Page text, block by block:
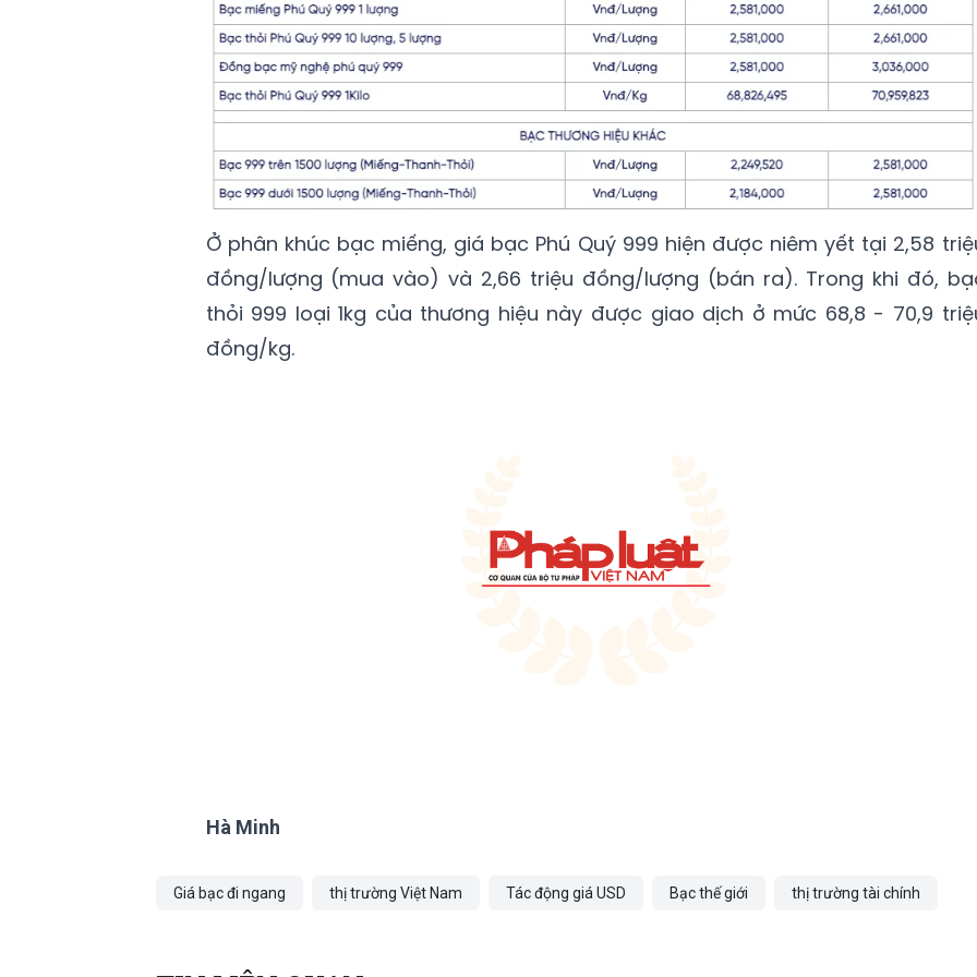
Ở phân khúc bạc miếng, giá bạc Phú Quý 999 hiện được niêm yết tại 2,58
đồng/lượng (mua vào) và 2,66 triệu đồng/lượng (bán ra). Trong khi đó,
thỏi 999 loại 1kg của thương hiệu này được giao dịch ở mức 68,8 - 70,9
đồng/kg.
Hà Minh
Giá bạc đi ngang thị trường Việt Nam Tác động giá USD Bạc thế giới thị trường tài chính